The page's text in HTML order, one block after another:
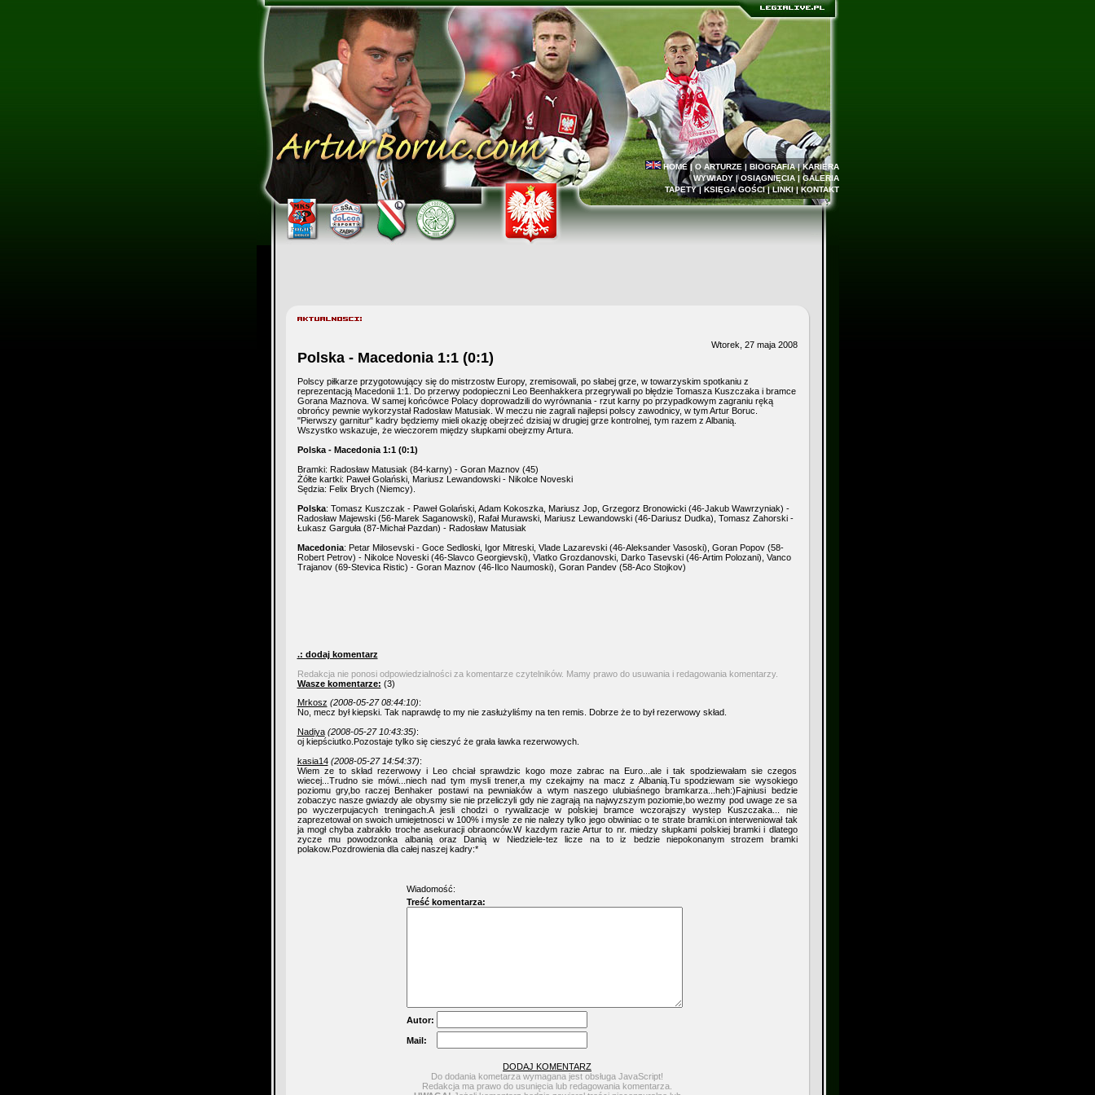
HOME|O ARTURZE| BIOGRAFIA|KARIERA
WYWIADY|OSIĄGNIĘCIA|GALERIA
TAPETY|KSIĘGA GOŚCI|LINKI|KONTAKT
Wtorek, 27 maja 2008
Polska - Macedonia 1:1 (0:1)
Polscy piłkarze przygotowujący się do mistrzostw Europy, zremisowali, po słabej grze, w towarzyskim spotkaniu z
reprezentacją Macedonii 1:1. Do przerwy podopieczni Leo Beenhakkera przegrywali po błędzie Tomasza Kuszczaka i bramce
Gorana Maznova. W samej końcówce Polacy doprowadzili do wyrównania - rzut karny po przypadkowym zagraniu ręką
obrońcy pewnie wykorzystał Radosław Matusiak. W meczu nie zagrali najlepsi polscy zawodnicy, w tym Artur Boruc.
"Pierwszy garnitur" kadry będziemy mieli okazję obejrzeć dzisiaj w drugiej grze kontrolnej, tym razem z Albanią.
Wszystko wskazuje, że wieczorem między słupkami obejrzmy Artura.
Polska - Macedonia 1:1 (0:1)
Bramki: Radosław Matusiak (84-karny) - Goran Maznov (45)
Żółte kartki: Paweł Golański, Mariusz Lewandowski - Nikolce Noveski
Sędzia: Felix Brych (Niemcy).
Polska: Tomasz Kuszczak - Paweł Golański, Adam Kokoszka, Mariusz Jop, Grzegorz Bronowicki (46-Jakub Wawrzyniak) -
Radosław Majewski (56-Marek Saganowski), Rafał Murawski, Mariusz Lewandowski (46-Dariusz Dudka), Tomasz Zahorski -
Łukasz Garguła (87-Michał Pazdan) - Radosław Matusiak
Macedonia: Petar Milosevski - Goce Sedloski, Igor Mitreski, Vlade Lazarevski (46-Aleksander Vasoski), Goran Popov (58-
Robert Petrov) - Nikolce Noveski (46-Slavco Georgievski), Vlatko Grozdanovski, Darko Tasevski (46-Artim Polozani), Vanco
Trajanov (69-Stevica Ristic) - Goran Maznov (46-Ilco Naumoski), Goran Pandev (58-Aco Stojkov)
.: dodaj komentarz
Redakcja nie ponosi odpowiedzialności za komentarze czytelników. Mamy prawo do usuwania i redagowania komentarzy.
Wasze komentarze: (3)
Mrkosz (2008-05-27 08:44:10):
No, mecz był kiepski. Tak naprawdę to my nie zasłużyliśmy na ten remis. Dobrze że to był rezerwowy skład.
Nadiya (2008-05-27 10:43:35):
oj kiepściutko.Pozostaje tylko się cieszyć że grała ławka rezerwowych.
kasia14 (2008-05-27 14:54:37):
Wiem ze to skład rezerwowy i Leo chciał sprawdzic kogo moze zabrac na Euro...ale i tak spodziewałam sie czegos
wiecej...Trudno sie mówi...niech nad tym mysli trener,a my czekajmy na macz z Albanią.Tu spodziewam sie wysokiego
poziomu gry,bo raczej Benhaker postawi na pewniaków a wtym naszego ulubiaśnego bramkarza...heh:)Fajniusi bedzie
zobaczyc nasze gwiazdy ale obysmy sie nie przeliczyli gdy nie zagrają na najwyzszym poziomie,bo wezmy pod uwage ze sa
po wyczerpujacych treningach.A jesli chodzi o rywalizacje w polskiej bramce wczorajszy wystep Kuszczaka... nie
zaprezetował on swoich umiejetnosci w 100% i mysle ze nie nalezy tylko jego obwiniac o te strate bramki.on interweniował tak
ja mogł chyba zabrakło troche asekuracji obraonców.W kazdym razie Artur to nr. miedzy słupkami polskiej bramki i dlatego
zycze mu powodzonka albanią oraz Danią w Niedziele-tez licze na to iz bedzie niepokonanym strozem bramki
polakow.Pozdrowienia dla całej naszej kadry:*
Wiadomość:
Treść komentarza:
Autor:
Mail:
DODAJ KOMENTARZ
Do dodania kometarza wymagana jest obsługa JavaScript!
Redakcja ma prawo do usunięcia lub redagowania komentarza.